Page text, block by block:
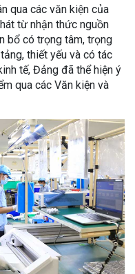
qua các văn kiện của
từ nhận thức nguồn
bổ có trọng tâm, trọng
thiết yếu và có tác
tế, Đảng đã thể hiện ý
qua các Văn kiện và